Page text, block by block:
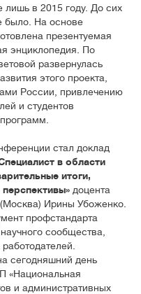
лишь в 2015 году. До сих
было. На основе
презентуемая
энциклопедия. По
развернулась
этого проекта,
России, привлечению
и студентов
стал доклад
в области
итоги,
доцента
Ирины Убоженко.
профстандарта
сообщества,
сегодняшний день
«Национальная
и административных